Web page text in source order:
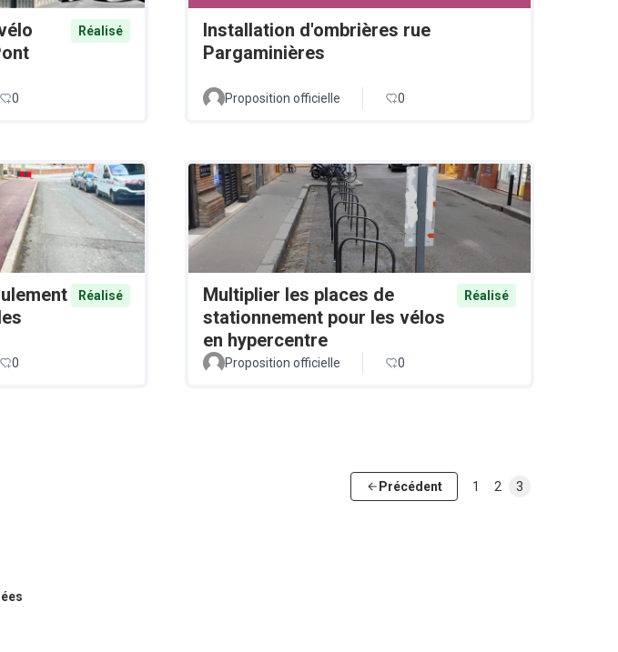
Réalisé
0
Installation d'ombrières rue
Pargaminières
Proposition officielle 0
Réalisé
0
Multiplier les places de
stationnement pour les vélos
en hypercentre
Réalisé
Proposition officielle 0
Précédent 1 2 3